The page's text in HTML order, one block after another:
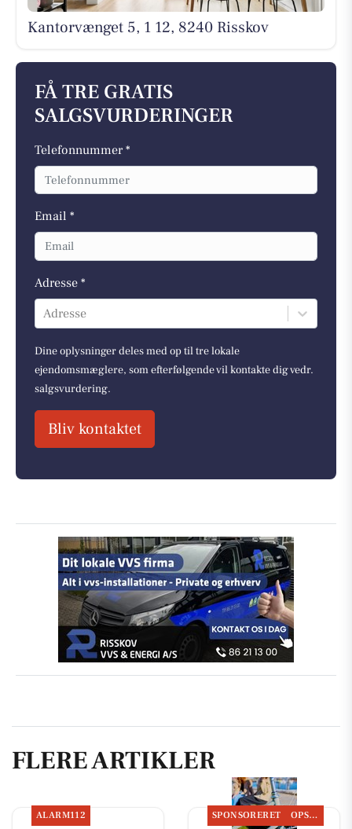
Kantorvænget 5, 1 12, 8240 Risskov
FÅ TRE GRATIS
SALGSVURDERINGER
Telefonnummer *
Email *
Adresse *
Adresse
Dine oplysninger deles med op til tre lokale
ejendomsmæglere, som efterfølgende vil kontakte dig vedr.
salgsvurdering.
Bliv kontaktet
FLERE ARTIKLER
ALARM112 SPONSORERET OPSLAGSTAVLEN